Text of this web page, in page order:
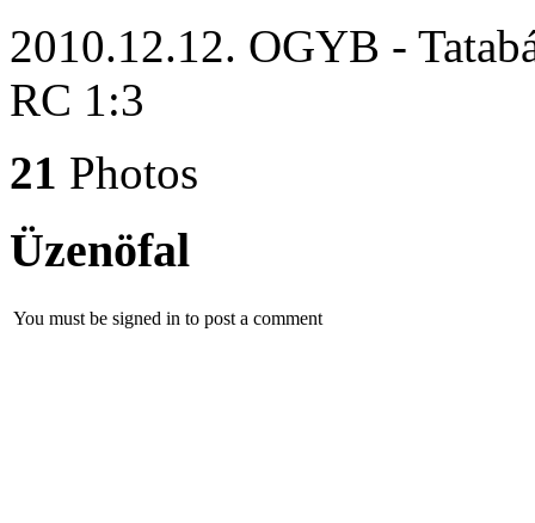
2010.12.12. OGYB -
RC 1:3
21 Photos
Üzenöfal
You must be signed in to post a comment